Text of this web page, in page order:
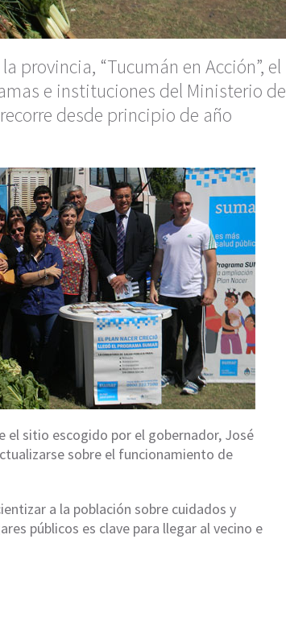
provincia, “Tucumán en Acción”, el
e instituciones del Ministerio de
desde principio de año
el sitio escogido por el gobernador, José
sobre el funcionamiento de
a la población sobre cuidados y
públicos es clave para llegar al vecino e